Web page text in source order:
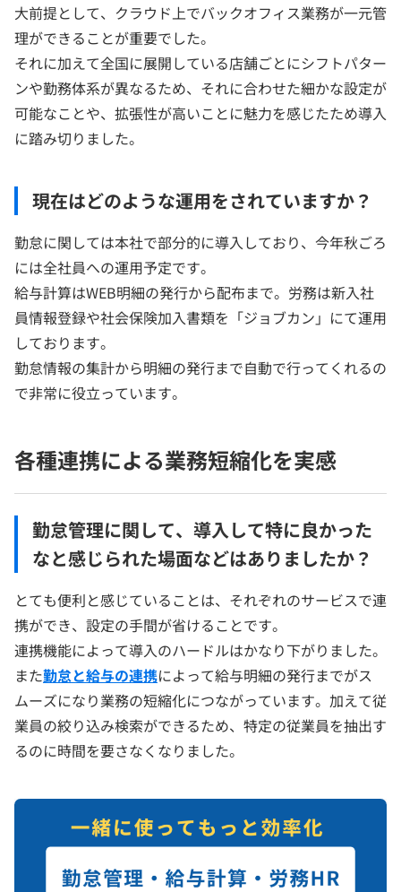
大前提として、クラウド上でバックオフィス業務が一元管
理ができることが重要でした。
それに加えて全国に展開している店舗ごとにシフトパター
ンや勤務体系が異なるため、それに合わせた細かな設定が
可能なことや、拡張性が高いことに魅力を感じたため導入
に踏み切りました。
現在はどのような運用をされていますか？
勤怠に関しては本社で部分的に導入しており、今年秋ごろ
には全社員への運用予定です。
給与計算はWEB明細の発行から配布まで。労務は新入社
員情報登録や社会保険加入書類を「ジョブカン」にて運用
しております。
勤怠情報の集計から明細の発行まで自動で行ってくれるの
で非常に役立っています。
各種連携による業務短縮化を実感
勤怠管理に関して、導入して特に良かった
なと感じられた場面などはありましたか？
とても便利と感じていることは、それぞれのサービスで連
携ができ、設定の手間が省けることです。
連携機能によって導入のハードルはかなり下がりました。
また勤怠と給与の連携によって給与明細の発行までがス
ムーズになり業務の短縮化につながっています。加えて従
業員の絞り込み検索ができるため、特定の従業員を抽出す
るのに時間を要さなくなりました。